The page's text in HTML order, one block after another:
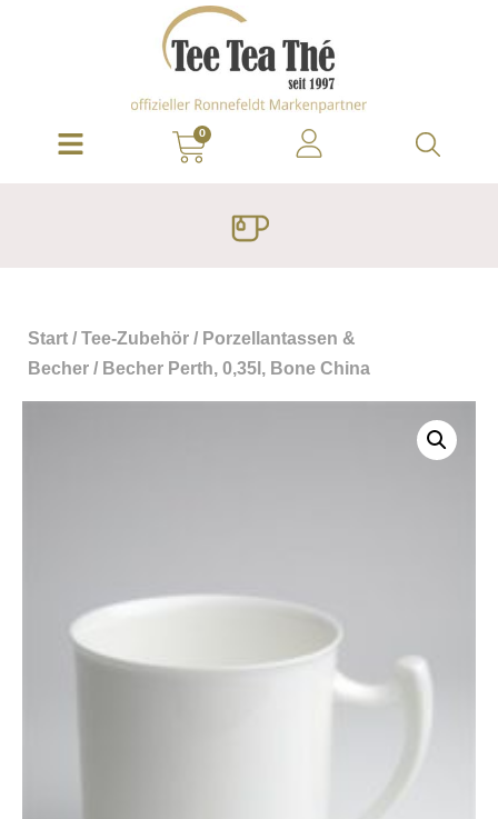
0
Start / Tee-Zubehör / Porzellantassen &
Becher / Becher Perth, 0,35l, Bone China